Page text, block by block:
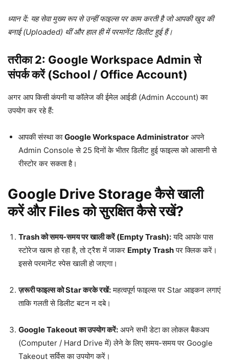
ध्यान दें: यह सेवा मुख्य रूप से उन्हीं फाइल्स पर काम करती है जो आपकी खुद की
बनाई (Uploaded) थीं और हाल ही में परमानेंट डिलीट हुई हैं।
तरीका 2: Google Workspace Admin से
संपर्क करें (School / Office Account)
अगर आप किसी कंपनी या कॉलेज की ईमेल आईडी (Admin Account) का
उपयोग कर रहे हैं:
आपकी संस्था काGoogle Workspace Administrator अपने
Admin Console से 25 दिनों के भीतर डिलीट हुई फाइल्स को आसानी से
रीस्टोर कर सकता है।
Google Drive Storage कैसे खाली
करें और Files को सुरक्षित कैसे रखें?
Trash को समय-समय पर खाली करें (Empty Trash):यदि आपके पास
स्टोरेज खत्म हो रहा है, तो ट्रैश में जाकर Empty Trashपर क्लिक करें।
इससे परमानेंट स्पेस खाली हो जाएगा।
ज़रूरी फाइल्स को Star करके रखें:महत्वपूर्ण फाइल्स पर Star आइकन लगाएं
ताकि गलती से डिलीट बटन न दबे।
Google Takeout का उपयोग करें: अपने सभी डेटा का लोकल बैकअप
(Computer / Hard Drive में) लेने के लिए समय-समय पर Google
Takeout सर्विस का उपयोग करें।